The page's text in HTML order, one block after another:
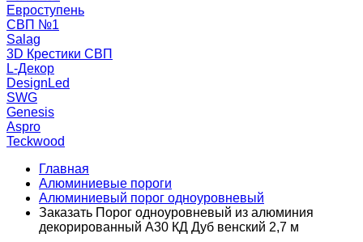
Евроступень
СВП №1
Salag
3D Крестики СВП
L-Декор
DesignLed
SWG
Genesis
Aspro
Teckwood
Главная
Алюминиевые пороги
Алюминиевый порог одноуровневый
Заказать Порог одноуровневый из алюминия
декорированный А30 КД Дуб венский 2,7 м